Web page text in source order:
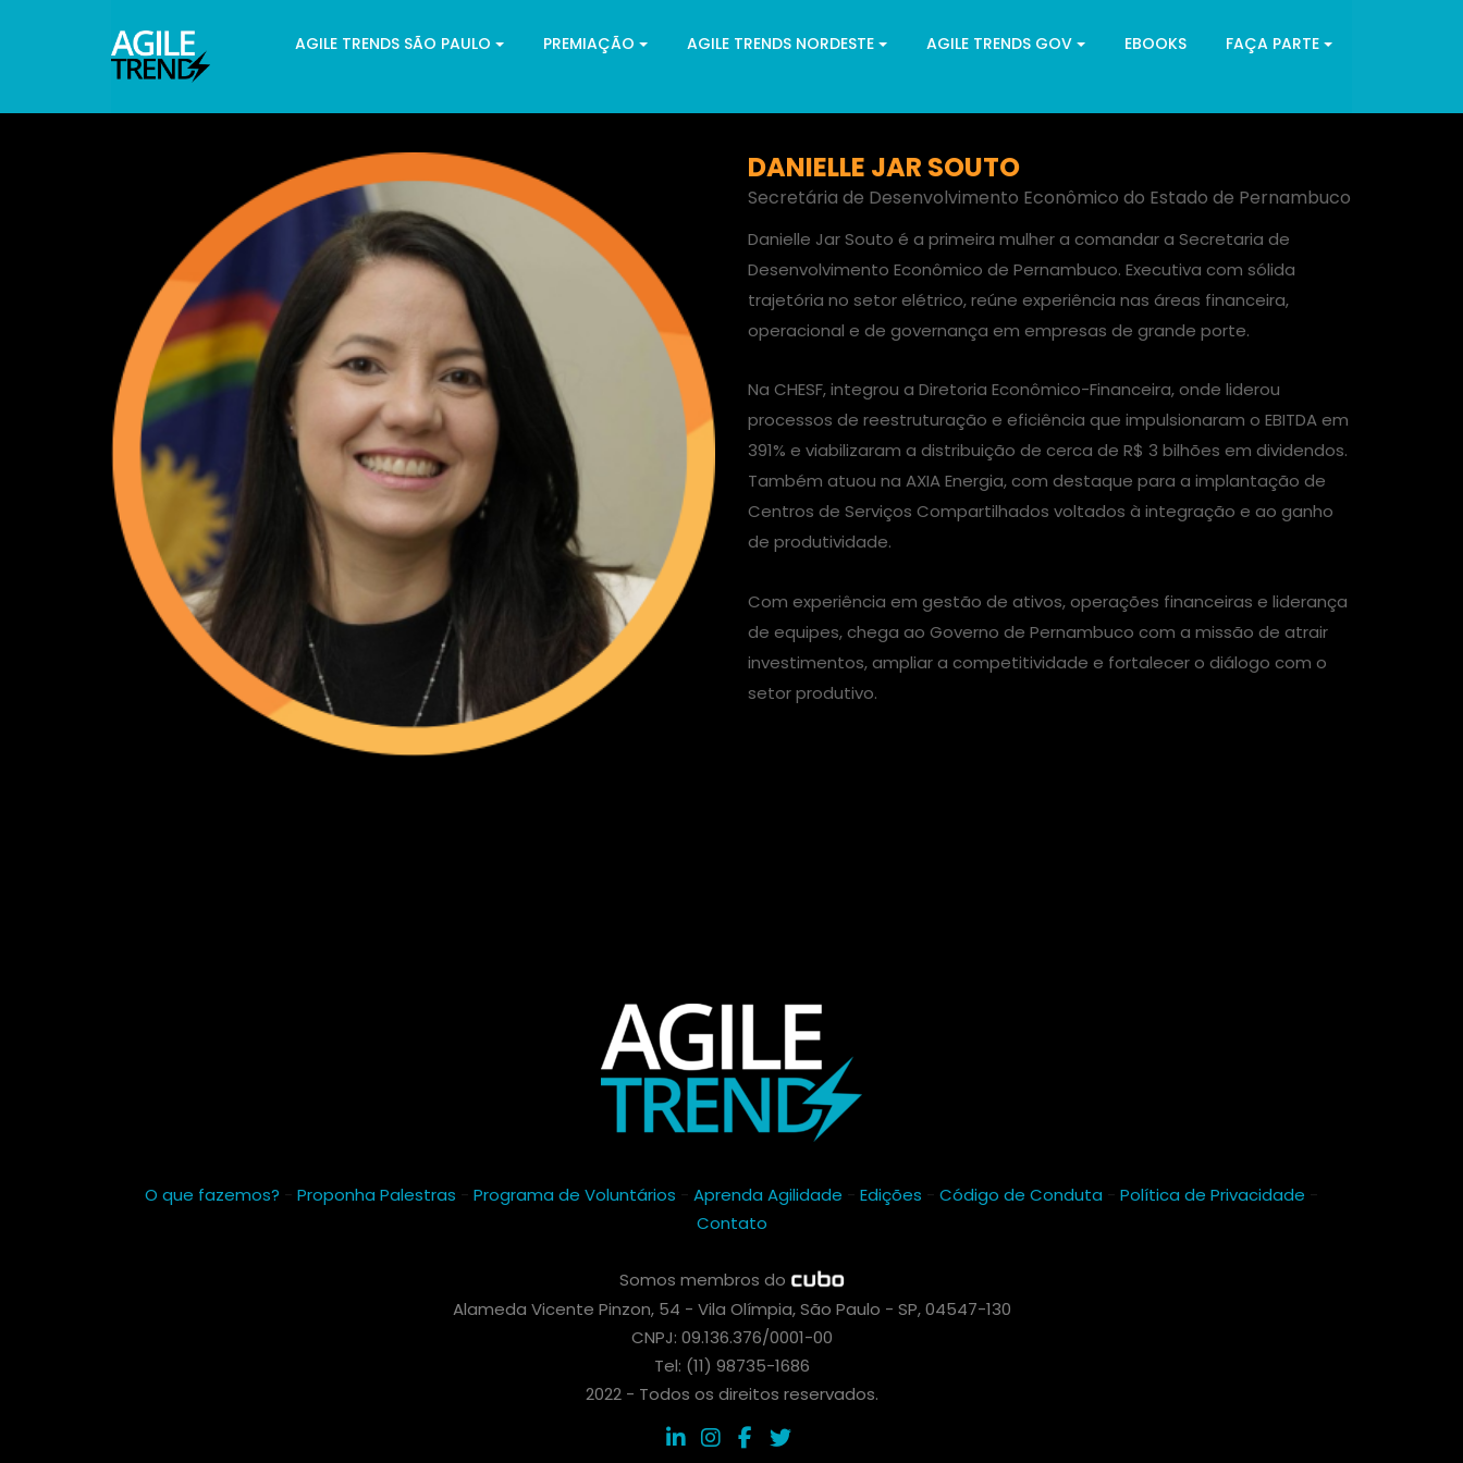
AGILE TRENDS SÃO PAULO PREMIAÇÃO AGILE TRENDS NORDESTE AGILE TRENDS GOV EBOOKS FAÇA PARTE
DANIELLE JAR SOUTO
Secretária de Desenvolvimento Econômico do Estado de Pernambuco
Danielle Jar Souto é a primeira mulher a comandar a Secretaria de
Desenvolvimento Econômico de Pernambuco. Executiva com sólida
trajetória no setor elétrico, reúne experiência nas áreas financeira,
operacional e de governança em empresas de grande porte.
Na CHESF, integrou a Diretoria Econômico-Financeira, onde liderou
processos de reestruturação e eficiência que impulsionaram o EBITDA em
391% e viabilizaram a distribuição de cerca de R$ 3 bilhões em dividendos.
Também atuou na AXIA Energia, com destaque para a implantação de
Centros de Serviços Compartilhados voltados à integração e ao ganho
de produtividade.
Com experiência em gestão de ativos, operações financeiras e liderança
de equipes, chega ao Governo de Pernambuco com a missão de atrair
investimentos, ampliar a competitividade e fortalecer o diálogo com o
setor produtivo.
O que fazemos? - Proponha Palestras - Programa de Voluntários - Aprenda Agilidade - Edições - Código de Conduta - Política de Privacidade -
Contato
Somos membros do
Alameda Vicente Pinzon, 54 - Vila Olímpia, São Paulo - SP, 04547-130
CNPJ: 09.136.376/0001-00
Tel: (11) 98735-1686
2022 - Todos os direitos reservados.